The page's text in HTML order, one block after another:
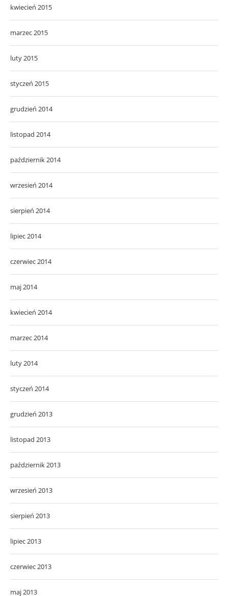
kwiecień 2015
marzec 2015
luty 2015
styczeń 2015
grudzień 2014
listopad 2014
październik 2014
wrzesień 2014
sierpień 2014
lipiec 2014
czerwiec 2014
maj 2014
kwiecień 2014
marzec 2014
luty 2014
styczeń 2014
grudzień 2013
listopad 2013
październik 2013
wrzesień 2013
sierpień 2013
lipiec 2013
czerwiec 2013
maj 2013